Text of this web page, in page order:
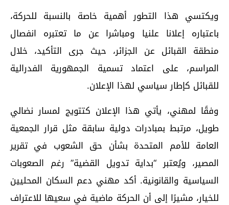
ويكتسي هذا التطور أهمية خاصة بالنسبة للحركة،
باعتباره إعلانا علنيا ومباشرا عن ما تعتبره انفصال
منطقة القبائل عن الجزائر، حيث جرى التأكيد، خلال
المراسم، على اعتماد تسمية الجمهورية الفدرالية
للقبائل كإطار سياسي لهذا الإعلان.
وفقًا لمهني، يأتي هذا الإعلان كتتويج لمسار نضالي
طويل، مرتبط بمبادرات دولية سابقة مثل قرار الجمعية
العامة للأمم المتحدة بشأن حق الشعوب في تقرير
المصير، ويُعتبر “بداية تدويل القضية” رغم الصعوبات
السياسية والقانونية. أكد مهني دعم السكان المحليين
للخيار، مشيرًا إلى أن الحركة ماضية في سعيها للاعتراف